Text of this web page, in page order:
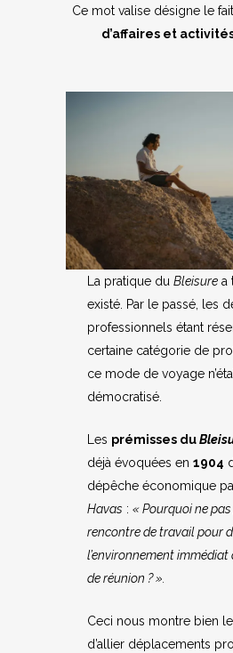
Ce mot valise désigne le
d’affaires et
La pratique du Bleisure a
existé. Par le passé, les
professionnels étant
certaine catégorie de
ce mode de voyage
démocratisé.
Les prémisses du
déjà évoquées en 1904
dépêche économique
Havas : « Pourquoi ne
rencontre de travail pour
l’environnement immédiat
de réunion ? ».
Ceci nous montre bien
d’allier déplacements